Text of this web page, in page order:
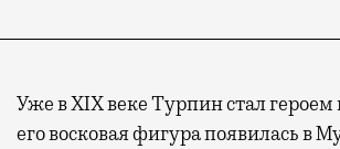
Уже в XIX веке Турпин стал героем
его восковая фигура появилась в